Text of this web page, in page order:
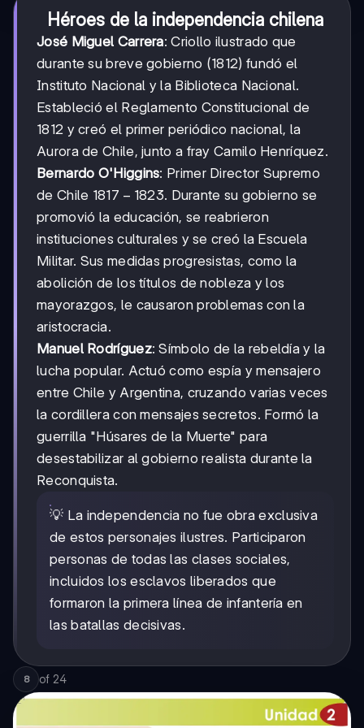
Héroes de la independencia chilena
José Miguel Carrera: Criollo ilustrado que
durante su breve gobierno (1812) fundó el
Instituto Nacional y la Biblioteca Nacional.
Estableció el Reglamento Constitucional de
1812 y creó el primer periódico nacional, la
Aurora de Chile, junto a fray Camilo Henríquez.
Bernardo O'Higgins: Primer Director Supremo
de Chile 1817-
1823
1817 − 1823. Durante su gobierno se
promovió la educación, se reabrieron
instituciones culturales y se creó la Escuela
Militar. Sus medidas progresistas, como la
abolición de los títulos de nobleza y los
mayorazgos, le causaron problemas con la
aristocracia.
Manuel Rodríguez: Símbolo de la rebeldía y la
lucha popular. Actuó como espía y mensajero
entre Chile y Argentina, cruzando varias veces
la cordillera con mensajes secretos. Formó la
guerrilla "Húsares de la Muerte" para
desestabilizar al gobierno realista durante la
Reconquista.
💡 La independencia no fue obra exclusiva
de estos personajes ilustres. Participaron
personas de todas las clases sociales,
incluidos los esclavos liberados que
formaron la primera línea de infantería en
las batallas decisivas.
8 of 24